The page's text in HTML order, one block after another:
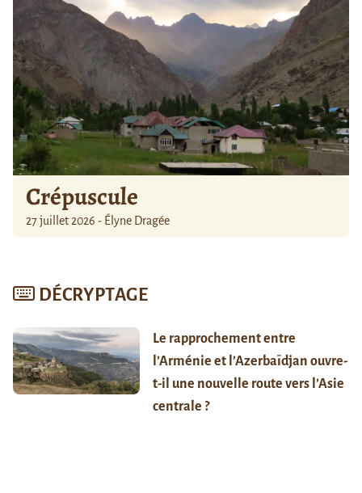
Crépuscule
27 juillet 2026 - Élyne Dragée
DÉCRYPTAGE
Le rapprochement entre
l’Arménie et l’Azerbaïdjan ouvre-
t-il une nouvelle route vers l’Asie
centrale ?